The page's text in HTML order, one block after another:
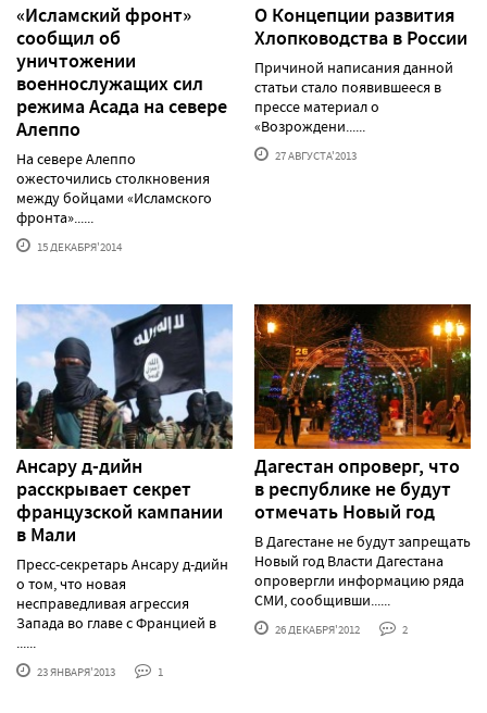
«Исламский фронт»
сообщил об
уничтожении
военнослужащих сил
режима Асада на севере
Алеппо
На севере Алеппо
ожесточились столкновения
между бойцами «Исламского
фронта»......
15 ДЕКАБРЯ'2014
О Концепции развития
Хлопководства в России
Причиной написания данной
статьи стало появившееся в
прессе материал о
«Возрождени......
27 АВГУСТА'2013
Ансару д-дийн
расскрывает секрет
французской кампании
в Мали
Пресс-секретарь Ансару д-дийн
о том, что новая
несправедливая агрессия
Запада во главе с Францией в
23 ЯНВАРЯ'2013 1
Дагестан опроверг, что
в республике не будут
отмечать Новый год
В Дагестане не будут запрещать
Новый год Власти Дагестана
опровергли информацию ряда
СМИ, сообщивши......
26 ДЕКАБРЯ'2012 2